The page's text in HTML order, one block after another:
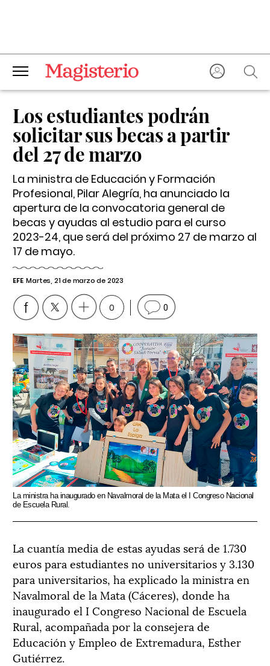
Los estudiantes podrán
solicitar sus becas a partir
del 27 de marzo
La ministra de Educación y Formación
Profesional, Pilar Alegría, ha anunciado la
apertura de la convocatoria general de
becas y ayudas al estudio para el curso
2023-24, que será del próximo 27 de marzo al
17 de mayo.
EFE Martes, 21 de marzo de 2023
0 0
La ministra ha inaugurado en Navalmoral de la Mata el I Congreso Nacional
de Escuela Rural.
La cuantía media de estas ayudas será de 1.730
euros para estudiantes no universitarios y 3.130
para universitarios, ha explicado la ministra en
Navalmoral de la Mata (Cáceres), donde ha
inaugurado el I Congreso Nacional de Escuela
Rural, acompañada por la consejera de
Educación y Empleo de Extremadura, Esther
Gutiérrez.